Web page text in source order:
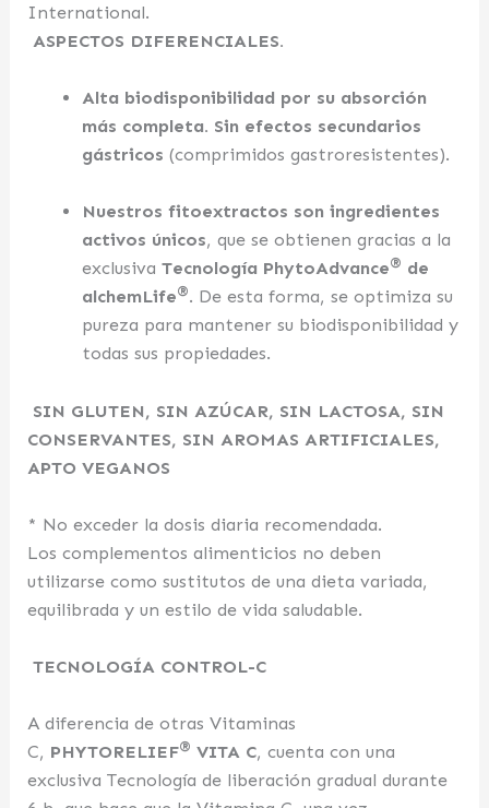
International.
ASPECTOS DIFERENCIALES.
Alta biodisponibilidad por su absorción
más completa. Sin efectos secundarios
gástricos (comprimidos gastroresistentes).
Nuestros fitoextractos son ingredientes
activos únicos, que se obtienen gracias a la
exclusiva Tecnología PhytoAdvance® de
alchemLife®. De esta forma, se optimiza su
pureza para mantener su biodisponibilidad y
todas sus propiedades.
SIN GLUTEN, SIN AZÚCAR, SIN LACTOSA, SIN
CONSERVANTES, SIN AROMAS ARTIFICIALES,
APTO VEGANOS
* No exceder la dosis diaria recomendada.
Los complementos alimenticios no deben
utilizarse como sustitutos de una dieta variada,
equilibrada y un estilo de vida saludable.
TECNOLOGÍA CONTROL-C
A diferencia de otras Vitaminas
C, PHYTORELIEF® VITA C, cuenta con una
exclusiva Tecnología de liberación gradual durante